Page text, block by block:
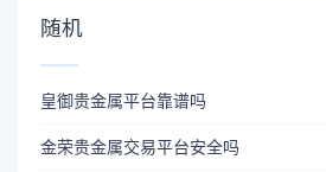
随机
皇御贵金属平台靠谱吗
金荣贵金属交易平台安全吗